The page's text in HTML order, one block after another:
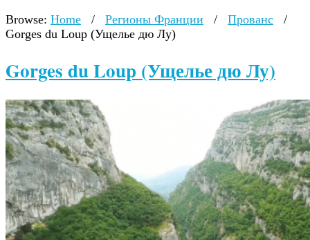
Browse: Home / Регионы Франции / Прованс
/
Gorges du Loup (Ущелье дю Лу)
Gorges du Loup (Ущелье дю Лу)